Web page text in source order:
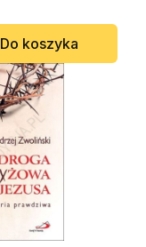
Do koszyka